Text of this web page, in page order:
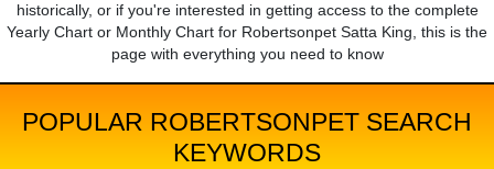
historically, or if you're interested in getting access to the complete
Yearly Chart or Monthly Chart for Robertsonpet Satta King, this is the
page with everything you need to know
POPULAR ROBERTSONPET SEARCH
KEYWORDS